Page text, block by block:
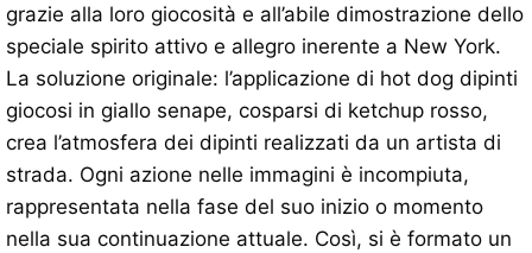
grazie alla loro giocosità e all’abile dimostrazione dello
speciale spirito attivo e allegro inerente a New York.
La soluzione originale: l’applicazione di hot dog dipinti
giocosi in giallo senape, cosparsi di ketchup rosso,
crea l’atmosfera dei dipinti realizzati da un artista di
strada. Ogni azione nelle immagini è incompiuta,
rappresentata nella fase del suo inizio o momento
nella sua continuazione attuale. Così, si è formato un